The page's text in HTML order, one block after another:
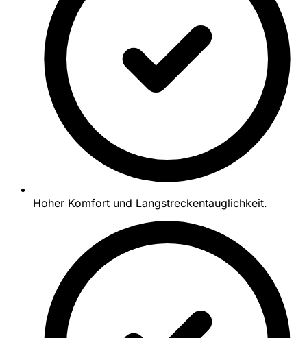
Hoher Komfort und Langstreckentauglichkeit.